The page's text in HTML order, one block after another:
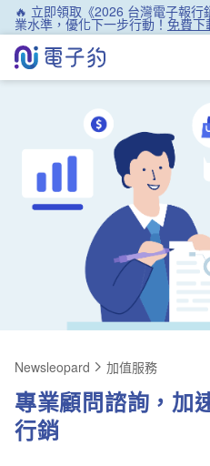
🔥 立即領取《2026 台灣電子報
業水準，優化下一步行動！免費
Newsleopard 加值服務
專業顧問諮詢，加
行銷